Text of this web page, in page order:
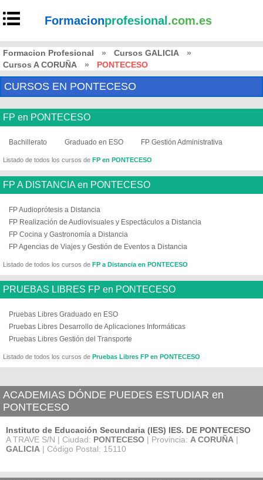
Formacionprofesional .com.es
Formacion Profesional » Cursos GALICIA
»
Cursos A CORUÑA
» PONTECESO
CURSOS EN PONTECESO
FP en PONTECESO
Bachillerato Graduado en ESO FP Gestión Administrativa
Listado de todos los cursos de FP en PONTECESO
FP A DISTANCIA en PONTECESO
FP Audioprótesis a Distancia
FP Realización de Audiovisuales y Espectáculos a Distancia
FP Cocina y Gastronomía a Distancia
FP Agencias de Viajes y Gestión de Eventos a Distancia
Listado de todos los cursos de FP a Distancia en PONTECESO
PRUEBAS LIBRES FP en PONTECESO
Pruebas Libres Graduado en ESO
Pruebas Libres Desarrollo de Aplicaciones Informáticas
Pruebas Libres Gestión del Transporte
Listado de todos los cursos de Pruebas Libres FP en PONTECESO
ACADEMIAS DÓNDE PUEDES ESTUDIAR en
PONTECESO
Instituto de Educación Secundaria (IES) IES. DE PONTECESO
A TRAVE S/N | Ciudad: PONTECESO | Provincia: A CORUÑA |
GALICIA | Código Postal: 15110